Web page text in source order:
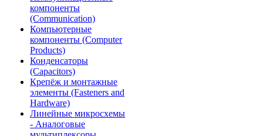
компоненты
(Communication)
Компьютерные
компоненты (Computer
Products)
Конденсаторы
(Capacitors)
Крепёж и монтажные
элементы (Fasteners and
Hardware)
Линейные микросхемы
- Аналоговые